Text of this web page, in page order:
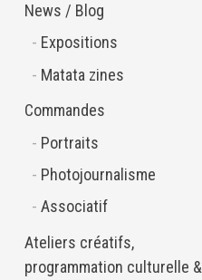
News / Blog
Expositions
Matata zines
Commandes
Portraits
Photojournalisme
Associatif
Ateliers créatifs,
programmation culturelle &